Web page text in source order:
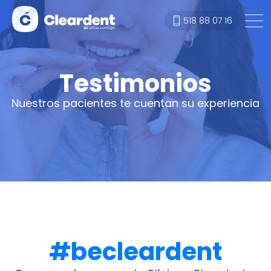
518 88 07 16
Testimonios
Nuestros pacientes te cuentan su experiencia
#becleardent